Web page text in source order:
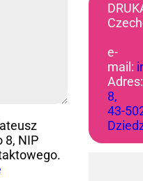
8, NIP
e-
mail:
Adres:
8,
43-